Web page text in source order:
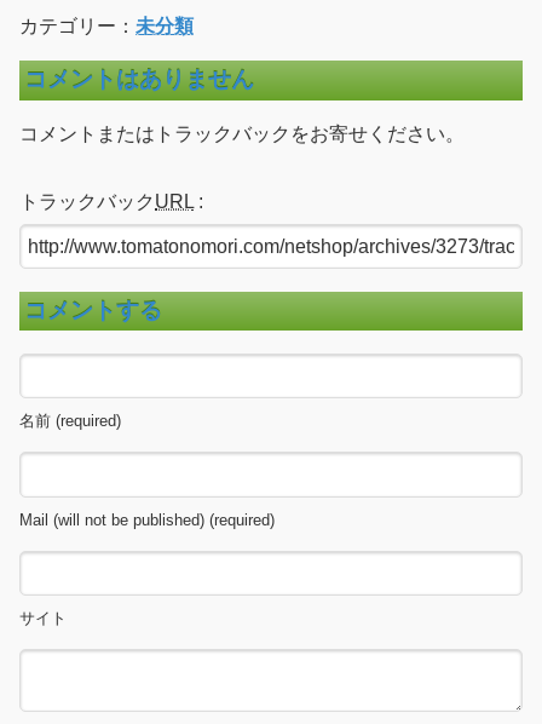
カテゴリー： 未分類
コメントはありません
コメントまたはトラックバックをお寄せください。
トラックバック URL :
コメントする
名前 (required)
Mail (will not be published) (required)
サイト